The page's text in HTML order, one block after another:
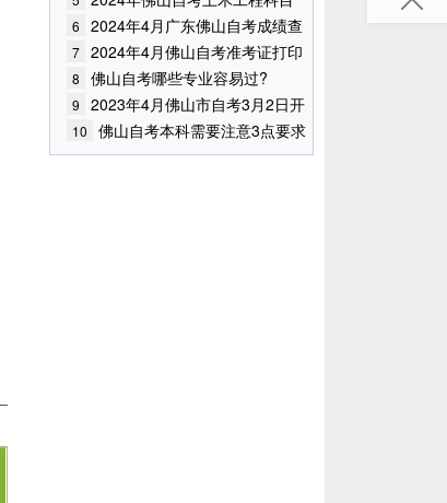
都有哪些?
6
2024年4月广东佛山自考成绩查
询时间已确定
7 2024年4月佛山自考准考证打印
时间
8 佛山自考哪些专业容易过?
9
2023年4月佛山市自考3月2日开
始报考！
10 佛山自考本科需要注意3点要求